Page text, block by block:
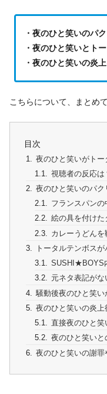
・夜のひと笑いのパ
・夜のひと笑いとト
・夜のひと笑いの炎
こちらについて、まとめ
目次
夜のひと笑いがト
視聴者の反応は
夜のひと笑いのパ
フランスパンの
絵の具を付けた
カレーうどんを
トータルテンボス
SUSHI★BOYS
元ネタ表記が
騒動後夜のひと笑い
夜のひと笑いの炎
直接夜のひと
夜のひと笑いと
夜のひと笑いの謝罪